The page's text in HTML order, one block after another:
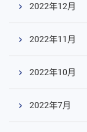
2022年12月
2022年11月
2022年10月
2022年7月